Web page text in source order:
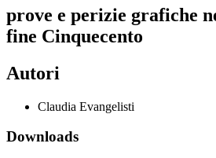
prove e perizie grafiche
fine Cinquecento
Autori
Claudia Evangelisti
Downloads